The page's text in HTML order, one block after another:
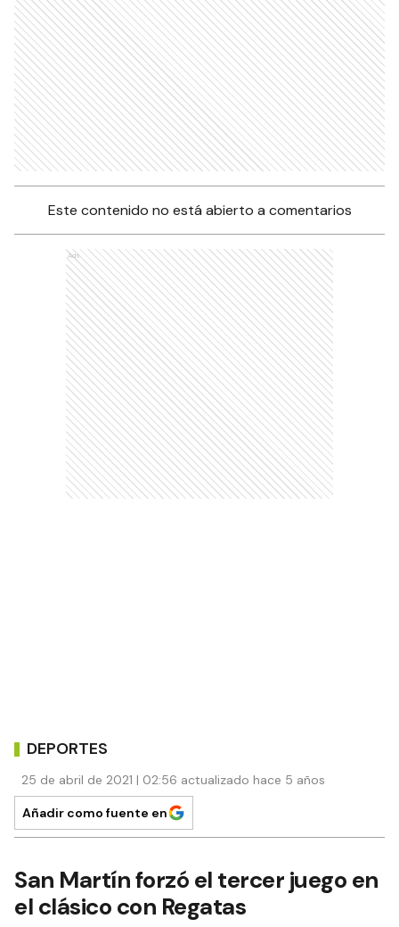
Este contenido no está abierto a comentarios
Ads
DEPORTES
25 de abril de 2021 | 02:56 actualizado hace 5 años
Añadir como fuente en
San Martín forzó el tercer juego en
el clásico con Regatas